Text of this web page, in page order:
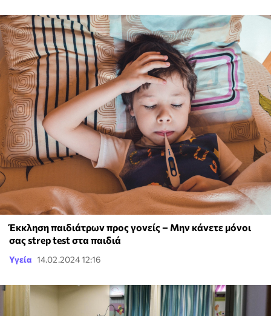
Έκκληση παιδιάτρων προς γονείς – Μην κάνετε μόνοι
σας strep test στα παιδιά
Υγεία 14.02.2024 12:16